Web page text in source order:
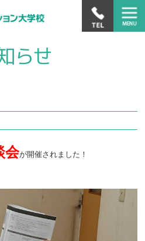
会が開催されました！